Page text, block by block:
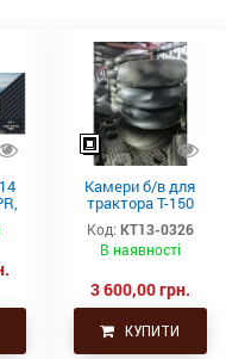
Камери б/в для
трактора Т-150
21.3-24 (530-610)
СНГ товсті
Код: КТ13-0326
В наявності
3 600,00 грн.
КУПИТИ